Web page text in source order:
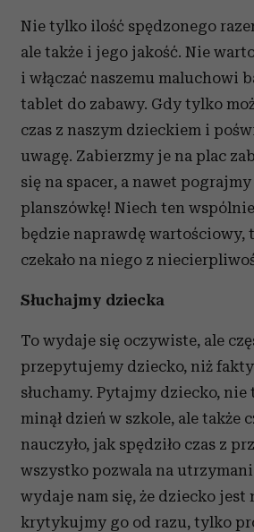
Nie tylko ilość spędzonego
ale także i jego jakość. Nie
i włączać naszemu maluchowi
tablet do zabawy. Gdy tylko
czas z naszym dzieckiem i
uwagę. Zabierzmy je na plac
się na spacer, a nawet
planszówkę! Niech ten
będzie naprawdę wartościowy,
czekało na niego z
Słuchajmy dziecka
To wydaje się oczywiste, ale
przepytujemy dziecko, niż
słuchamy. Pytajmy dziecko,
minął dzień w szkole, ale także
nauczyło, jak spędziło czas z
wszystko pozwala na
wydaje nam się, że dziecko jest
krytykujmy go od razu, tylko